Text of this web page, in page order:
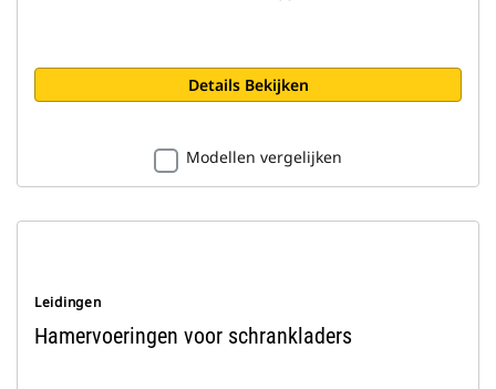
Details Bekijken
Modellen vergelijken
Leidingen
Hamervoeringen voor schrankladers